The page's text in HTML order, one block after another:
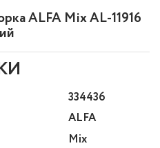
ALFA Mix AL-11916
334436
ALFA
Mix